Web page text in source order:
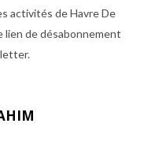
activités de Havre De
lien de désabonnement